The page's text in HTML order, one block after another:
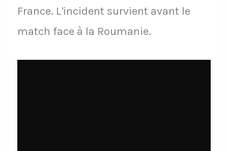
France. L'incident survient avant le
match face à la Roumanie.